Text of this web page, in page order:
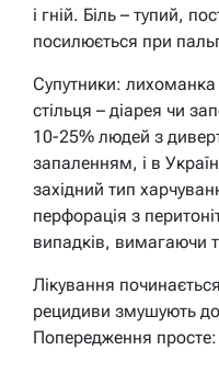
і гній. Біль – тупий,
посилюється при
Супутники: лихоманка
стільця – діарея чи
10-25% людей з
запаленням, і в
західний тип
перфорація з
випадків, вимагаючи
Лікування
рецидиви змушують до
Попередження просте: